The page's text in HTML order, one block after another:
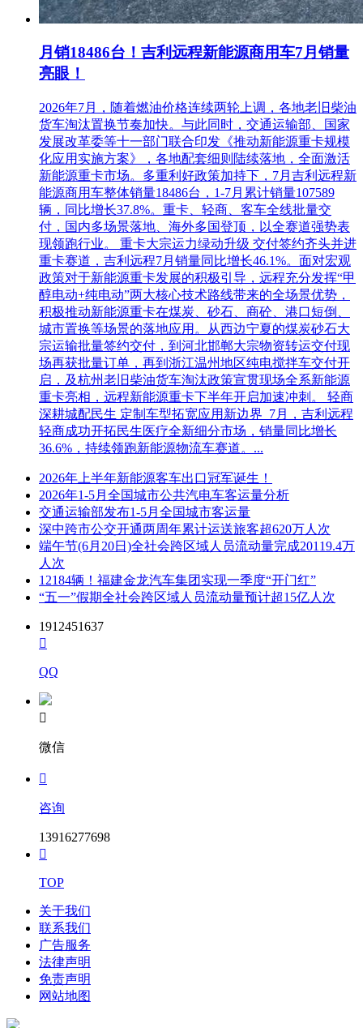
月销18486台！吉利远程新能源商用车7月销量
亮眼！
2026年7月，随着燃油价格连续两轮上调，各地老旧柴油
货车淘汰置换节奏加快。与此同时，交通运输部、国家
发展改革委等十一部门联合印发《推动新能源重卡规模
化应用实施方案》，各地配套细则陆续落地，全面激活
新能源重卡市场。多重利好政策加持下，7月吉利远程新
能源商用车整体销量18486台，1-7月累计销量107589
辆，同比增长37.8%。重卡、轻商、客车全线批量交
付，国内多场景落地、海外多国登顶，以全赛道强势表
现领跑行业。 重卡大宗运力绿动升级 交付签约齐头并进
重卡赛道，吉利远程7月销量同比增长46.1%。面对宏观
政策对于新能源重卡发展的积极引导，远程充分发挥“甲
醇电动+纯电动”两大核心技术路线带来的全场景优势，
积极推动新能源重卡在煤炭、砂石、商砼、港口短倒、
城市置换等场景的落地应用。从西边宁夏的煤炭砂石大
宗运输批量签约交付，到河北邯郸大宗物资转运交付现
场再获批量订单，再到浙江温州地区纯电搅拌车交付开
启，及杭州老旧柴油货车淘汰政策宣贯现场全系新能源
重卡亮相，远程新能源重卡下半年开启加速冲刺。 轻商
深耕城配民生 定制车型拓宽应用新边界 7月，吉利远程
轻商成功开拓民生医疗全新细分市场，销量同比增长
36.6%，持续领跑新能源物流车赛道。...
2026年上半年新能源客车出口冠军诞生！
2026年1-5月全国城市公共汽电车客运量分析
交通运输部发布1-5月全国城市客运量
深中跨市公交开通两周年累计运送旅客超620万人次
端午节(6月20日)全社会跨区域人员流动量完成20119.4万
人次
12184辆！福建金龙汽车集团实现一季度“开门红”
“五一”假期全社会跨区域人员流动量预计超15亿人次
1912451637

QQ

微信

咨询
13916277698

TOP
关于我们
联系我们
广告服务
法律声明
免责声明
网站地图